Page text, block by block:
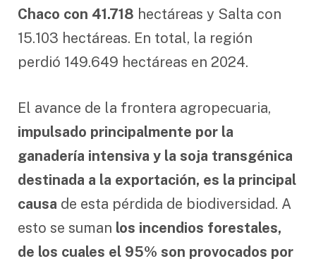
Chaco con 41.718 hectáreas y Salta con
15.103 hectáreas. En total, la región
perdió 149.649 hectáreas en 2024.
El avance de la frontera agropecuaria,
impulsado principalmente por la
ganadería intensiva y la soja transgénica
destinada a la exportación, es la principal
causa de esta pérdida de biodiversidad. A
esto se suman los incendios forestales,
de los cuales el 95% son provocados por